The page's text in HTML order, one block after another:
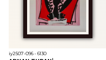
iy2507-096 - 6130